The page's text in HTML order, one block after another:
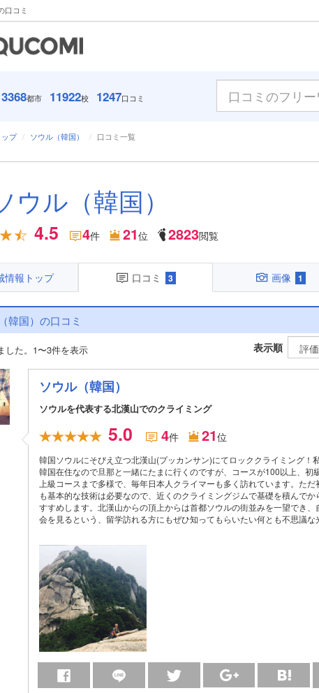
口コミ
3368都市 11922校 1247口コミ
プ ソウル（韓国） 口コミ一覧
ウル（韓国）
4.5 4件 21位 2823閲覧
情報トップ 口コミ 3 画像 1
韓国）の口コミ
た。 1〜3件を表示 表示順
ソウル（韓国）
ソウルを代表する北漢山でのクライミング
5.0 4件 21位
韓国ソウルにそびえ立つ北漢山(プッカンサン)にてロッククライミング！
韓国在住なので旦那と一緒にたまに行くのですが、コースが100以上、初
上級コースまで多様で、毎年日本人クライマーも多く訪れています。ただ
も基本的な技術は必要なので、近くのクライミングジムで基礎を積んでか
すすめします。北漢山からの頂上からは首都ソウルの街並みを一望でき、
会を見るという、留学訪れる方にもぜひ知ってもらいたい何とも不思議な